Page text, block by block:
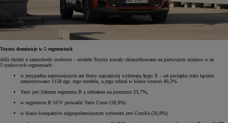
Toyota dominuje w 5 segmentach
Jeśli chodzi o samochody osobowe – modele Toyoty zostały sklasyfikowane na pierwszym miejscu w aż
5 rynkowych segmentach:
w przypadku najmniejszych aut firmy najczęściej wybierają Aygo X – od początku roku łącznie
zarejestrowano 1158 egz. tego modelu, a jego udział w klasie wynosi 49,2%.
Yaris jest liderem segmentu B z udziałem na poziomie 23,7%,
w segmencie B SUV prowadzi Yaris Cross (18,9%)
w klasie kompaktów najpopularniejszym wyborem jest Corolla (26,8%).